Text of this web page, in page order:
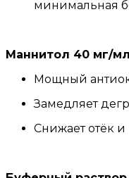
минимальная
Маннитол 40 мг/мл
Мощный
Замедляет
Снижает отёк и